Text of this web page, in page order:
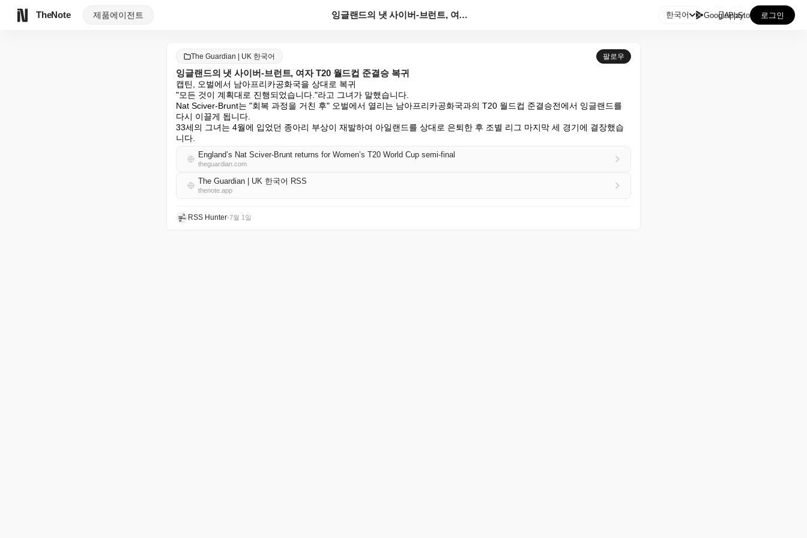
TheNote 제품에이전트 잉글랜드의 냇 사이버-브런트, 여자 T20 월드컵 준결... 한국어 GooglePlay
AppStore 로그인
The Guardian | UK 한국어 팔로우
잉글랜드의 냇 사이버-브런트, 여자 T20 월드컵 준결승 복귀
캡틴, 오벌에서 남아프리카공화국을 상대로 복귀
"모든 것이 계획대로 진행되었습니다."라고 그녀가 말했습니다.
Nat Sciver-Brunt는 "회복 과정을 거친 후" 오벌에서 열리는 남아프리카공화국과의 T20 월드컵 준결승전에서 잉글랜드를
다시 이끌게 됩니다.
33세의 그녀는 4월에 입었던 종아리 부상이 재발하여 아일랜드를 상대로 은퇴한 후 조별 리그 마지막 세 경기에 결장했습
니다.
England’s Nat Sciver-Brunt returns for Women’s T20 World Cup semi-final
theguardian.com
The Guardian | UK 한국어 RSS
thenote.app
RSS Hunter•7월 1일